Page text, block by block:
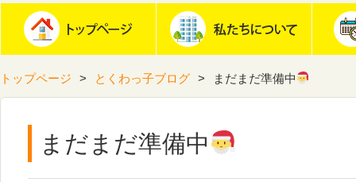
トップページ とくわっ子ブログ まだまだ準備中
まだまだ準備中